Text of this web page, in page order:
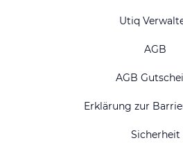
Utiq
AGB
AGB
Erklärung zur
Sicherheit